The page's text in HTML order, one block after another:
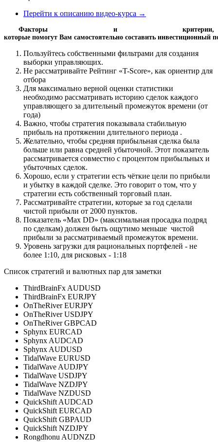
Перейти к описанию видео-курса →
Факторы и критерии,
которые помогут Вам самостоятельно составить инвестиционный
Пользуйтесь собственными фильтрами для создания
выборки управляющих.
Не рассматривайте Рейтинг «T-Score», как ориентир для
отбора
Для максимально верной оценки статистики
необходимо рассматривать историю сделок каждого
управляющего за длительный промежуток времени (от
года)
Важно, чтобы стратегия показывала стабильную
прибыль на протяжении длительного периода .
Желательно, чтобы средняя прибыльная сделка была
больше или равна средней убыточной. Этот показатель
рассматривается совместно с процентом прибыльных и
убыточных сделок.
Хорошо, если у стратегии есть чёткие цели по прибыли
и убытку в каждой сделке. Это говорит о том, что у
стратегии есть собственный торговый план.
Рассматривайте стратегии, которые за год сделали
чистой прибыли от 2000 пунктов.
Показатель «Max DD» (максимальная просадка подряд
по сделкам) должен быть ощутимо меньше чистой
прибыли за рассматриваемый промежуток времени.
Уровень загрузки для рациональных портфелей - не
более 1:10, для рисковых - 1:18
Список стратегий и валютных пар для заметки
ThirdBrainFx AUDUSD
ThirdBrainFx EURJPY
OnTheRiver EURJPY
OnTheRiver USDJPY
OnTheRiver GBPCAD
Sphynx EURCAD
Sphynx AUDCAD
Sphynx AUDUSD
TidalWave EURUSD
TidalWave AUDJPY
TidalWave USDJPY
TidalWave NZDJPY
TidalWave NZDUSD
QuickShift AUDCAD
QuickShift EURCAD
QuickShift GBPAUD
QuickShift NZDJPY
Rongdhonu AUDNZD